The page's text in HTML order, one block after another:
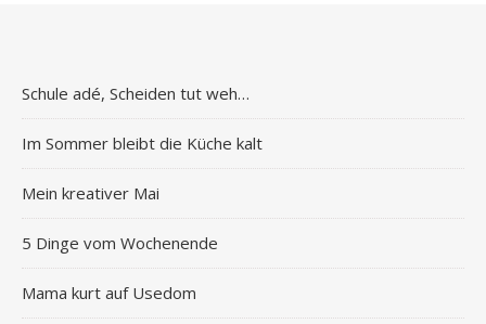
Schule adé, Scheiden tut weh…
Im Sommer bleibt die Küche kalt
Mein kreativer Mai
5 Dinge vom Wochenende
Mama kurt auf Usedom